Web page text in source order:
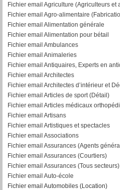
Fichier email Agriculture (Agriculteurs et
Fichier email Agro-alimentaire
Fichier email Alimentation générale
Fichier email Alimentation pour bétail
Fichier email Ambulances
Fichier email Animaleries
Fichier email Antiquaires, Experts en
Fichier email Architectes
Fichier email Architectes d’intérieur et
Fichier email Articles de sport (Détail)
Fichier email Articles médicaux
Fichier email Artisans
Fichier email Artistiques et spectacles
Fichier email Associations
Fichier email Assurances (Agents
Fichier email Assurances (Courtiers)
Fichier email Assurances (Tous secteurs)
Fichier email Auto-école
Fichier email Automobiles (Location)